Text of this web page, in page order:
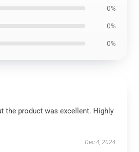
0%
0%
0%
the product was excellent. Highly
Dec 4, 2024